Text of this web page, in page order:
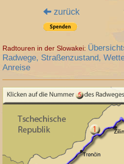
zurück
Radtouren in der Slowakei:
Radwege, Straßenzustand,
Anreise